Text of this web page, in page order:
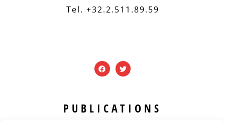
Tel. +32.2.511.89.59
PUBLICATIONS